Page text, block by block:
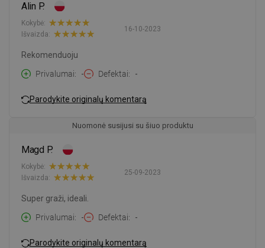
Alin P.
16-10-2023
Kokybė:
Išvaizda:
Rekomenduoju
Privalumai
- Defektai -
Parodykite originalų komentarą
Nuomonė susijusi su šiuo produktu
Magd P.
25-09-2023
Kokybė:
Išvaizda:
Super graži, ideali.
Privalumai
- Defektai -
Parodykite originalų komentarą